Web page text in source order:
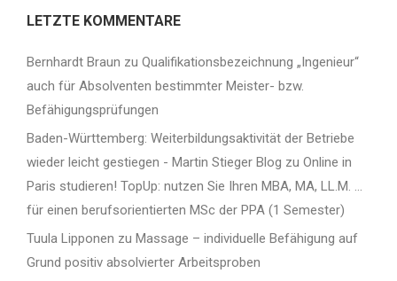
LETZTE KOMMENTARE
Bernhardt Braun zu Qualifikationsbezeichnung „Ingenieur“
auch für Absolventen bestimmter Meister- bzw.
Befähigungsprüfungen
Baden-Württemberg: Weiterbildungsaktivität der Betriebe
wieder leicht gestiegen - Martin Stieger Blog zu Online in
Paris studieren! TopUp: nutzen Sie Ihren MBA, MA, LL.M. …
für einen berufsorientierten MSc der PPA (1 Semester)
Tuula Lipponen zu Massage – individuelle Befähigung auf
Grund positiv absolvierter Arbeitsproben